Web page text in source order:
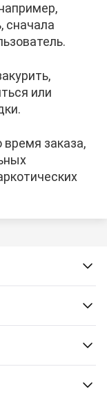
сначала
или
время заказа,